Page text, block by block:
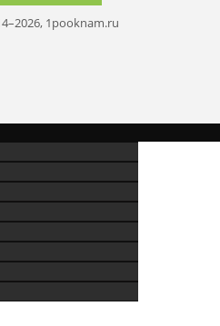
1pooknam.ru